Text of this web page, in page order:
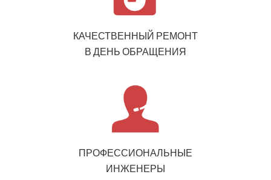
КАЧЕСТВЕННЫЙ РЕМОНТ
В ДЕНЬ ОБРАЩЕНИЯ
ПРОФЕССИОНАЛЬНЫЕ
ИНЖЕНЕРЫ